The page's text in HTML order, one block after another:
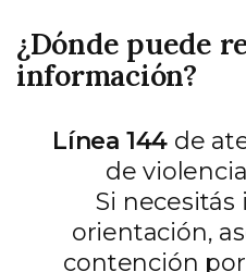
¿Dónde puede
información?
Línea 144 de
de
Si
orientación,
contención